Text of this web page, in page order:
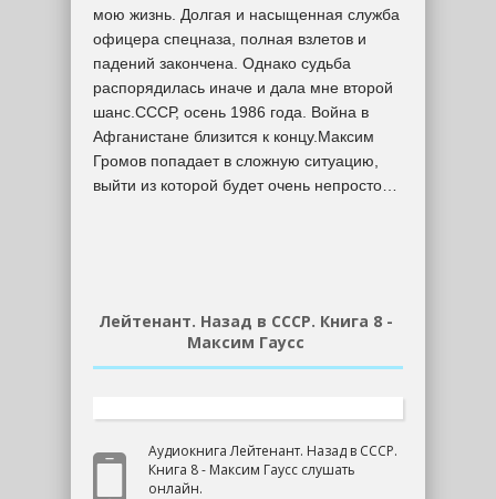
мою жизнь. Долгая и насыщенная служба
офицера спецназа, полная взлетов и
падений закончена. Однако судьба
распорядилась иначе и дала мне второй
шанс.СССР, осень 1986 года. Война в
Афганистане близится к концу.Максим
Громов попадает в сложную ситуацию,
выйти из которой будет очень непросто…
Лейтенант. Назад в СССР. Книга 8 -
Максим Гаусс
Аудиокнига Лейтенант. Назад в СССР.
Книга 8 - Максим Гаусс слушать
онлайн.